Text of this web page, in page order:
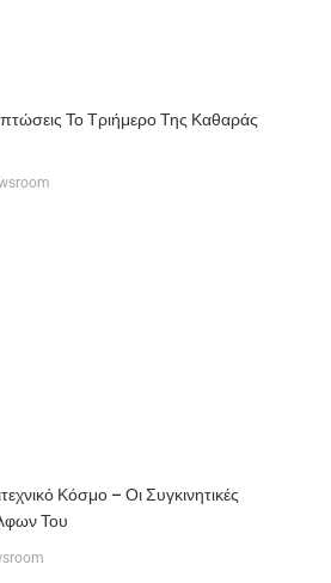
Το Τριήμερο Της Καθαράς
Κόσμο – Οι Συγκινητικές
Του